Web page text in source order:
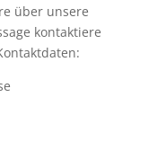
über unsere
kontaktiere